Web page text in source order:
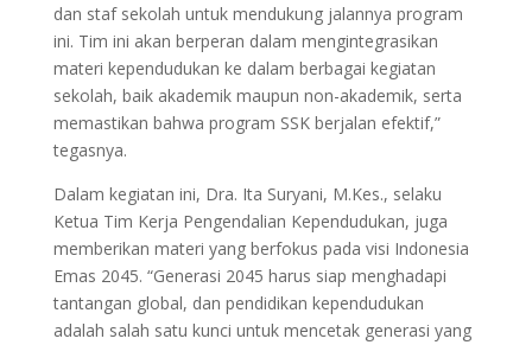
dan staf sekolah untuk mendukung jalannya program
ini. Tim ini akan berperan dalam mengintegrasikan
materi kependudukan ke dalam berbagai kegiatan
sekolah, baik akademik maupun non-akademik, serta
memastikan bahwa program SSK berjalan efektif,”
tegasnya.
Dalam kegiatan ini, Dra. Ita Suryani, M.Kes., selaku
Ketua Tim Kerja Pengendalian Kependudukan, juga
memberikan materi yang berfokus pada visi Indonesia
Emas 2045. “Generasi 2045 harus siap menghadapi
tantangan global, dan pendidikan kependudukan
adalah salah satu kunci untuk mencetak generasi yang